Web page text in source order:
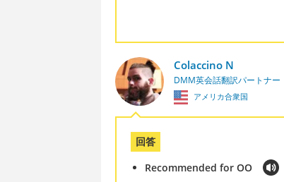
Colaccino N
DMM英会話翻訳パートナー
アメリカ合衆国
回答
Recommended for OO